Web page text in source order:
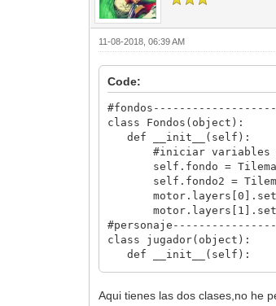
11-08-2018, 06:39 AM
Code:
class Fondos(object):
def __init__(self):
#iniciar variables y
self.fondo =
self.fondo2 =
class jugador(object):
def __init__(self):
self.y = 186
Aqui tienes las dos clases,no he